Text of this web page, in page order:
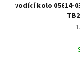
vodící kolo 05614-